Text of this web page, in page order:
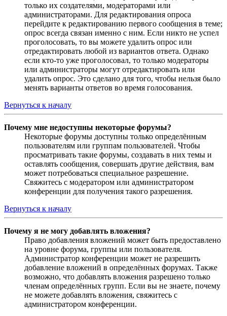
только их создателями, модераторами или
администраторами. Для редактирования опроса
перейдите к редактированию первого сообщения в теме;
опрос всегда связан именно с ним. Если никто не успел
проголосовать, то вы можете удалить опрос или
отредактировать любой из вариантов ответа. Однако
если кто-то уже проголосовал, то только модераторы
или администраторы могут отредактировать или
удалить опрос. Это сделано для того, чтобы нельзя было
менять варианты ответов во время голосования.
Вернуться к началу
Почему мне недоступны некоторые форумы?
Некоторые форумы доступны только определённым
пользователям или группам пользователей. Чтобы
просматривать такие форумы, создавать в них темы и
оставлять сообщения, совершать другие действия, вам
может потребоваться специальное разрешение.
Свяжитесь с модератором или администратором
конференции для получения такого разрешения.
Вернуться к началу
Почему я не могу добавлять вложения?
Право добавления вложений может быть предоставлено
на уровне форума, группы или пользователя.
Администратор конференции может не разрешить
добавление вложений в определённых форумах. Также
возможно, что добавлять вложения разрешено только
членам определённых групп. Если вы не знаете, почему
не можете добавлять вложения, свяжитесь с
администратором конференции.